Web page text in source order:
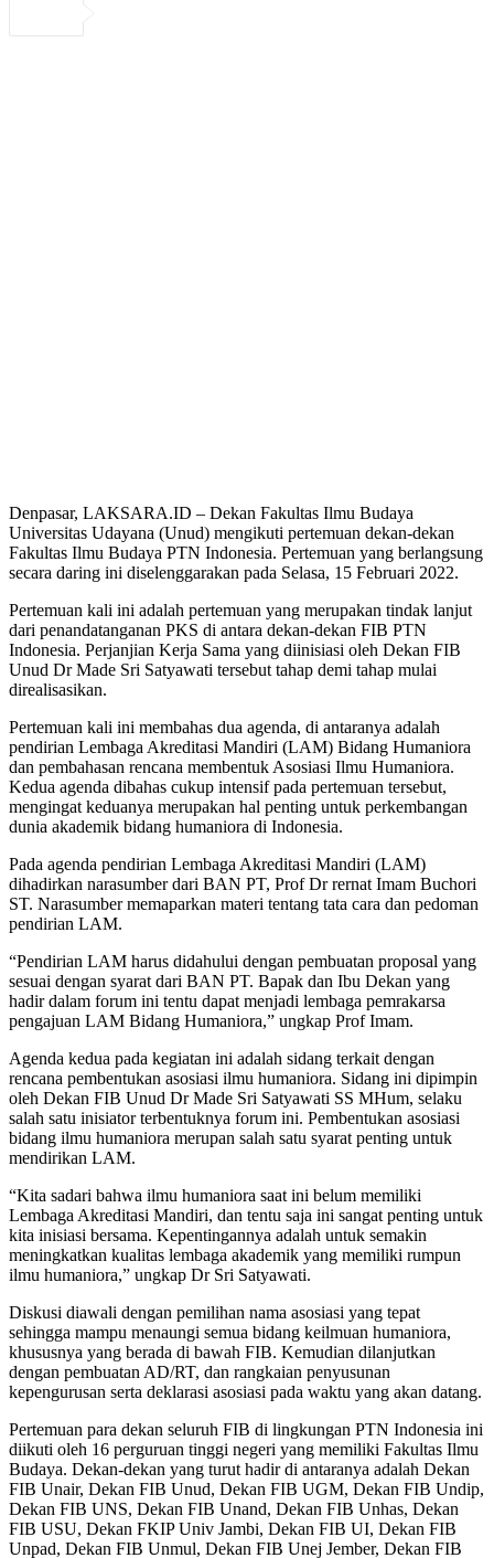
Denpasar, LAKSARA.ID – Dekan Fakultas Ilmu Budaya
Universitas Udayana (Unud) mengikuti pertemuan dekan-dekan
Fakultas Ilmu Budaya PTN Indonesia. Pertemuan yang berlangsung
secara daring ini diselenggarakan pada Selasa, 15 Februari 2022.
Pertemuan kali ini adalah pertemuan yang merupakan tindak lanjut
dari penandatanganan PKS di antara dekan-dekan FIB PTN
Indonesia. Perjanjian Kerja Sama yang diinisiasi oleh Dekan FIB
Unud Dr Made Sri Satyawati tersebut tahap demi tahap mulai
direalisasikan.
Pertemuan kali ini membahas dua agenda, di antaranya adalah
pendirian Lembaga Akreditasi Mandiri (LAM) Bidang Humaniora
dan pembahasan rencana membentuk Asosiasi Ilmu Humaniora.
Kedua agenda dibahas cukup intensif pada pertemuan tersebut,
mengingat keduanya merupakan hal penting untuk perkembangan
dunia akademik bidang humaniora di Indonesia.
Pada agenda pendirian Lembaga Akreditasi Mandiri (LAM)
dihadirkan narasumber dari BAN PT, Prof Dr rernat Imam Buchori
ST. Narasumber memaparkan materi tentang tata cara dan pedoman
pendirian LAM.
“Pendirian LAM harus didahului dengan pembuatan proposal yang
sesuai dengan syarat dari BAN PT. Bapak dan Ibu Dekan yang
hadir dalam forum ini tentu dapat menjadi lembaga pemrakarsa
pengajuan LAM Bidang Humaniora,” ungkap Prof Imam.
Agenda kedua pada kegiatan ini adalah sidang terkait dengan
rencana pembentukan asosiasi ilmu humaniora. Sidang ini dipimpin
oleh Dekan FIB Unud Dr Made Sri Satyawati SS MHum, selaku
salah satu inisiator terbentuknya forum ini. Pembentukan asosiasi
bidang ilmu humaniora merupan salah satu syarat penting untuk
mendirikan LAM.
“Kita sadari bahwa ilmu humaniora saat ini belum memiliki
Lembaga Akreditasi Mandiri, dan tentu saja ini sangat penting untuk
kita inisiasi bersama. Kepentingannya adalah untuk semakin
meningkatkan kualitas lembaga akademik yang memiliki rumpun
ilmu humaniora,” ungkap Dr Sri Satyawati.
Diskusi diawali dengan pemilihan nama asosiasi yang tepat
sehingga mampu menaungi semua bidang keilmuan humaniora,
khususnya yang berada di bawah FIB. Kemudian dilanjutkan
dengan pembuatan AD/RT, dan rangkaian penyusunan
kepengurusan serta deklarasi asosiasi pada waktu yang akan datang.
Pertemuan para dekan seluruh FIB di lingkungan PTN Indonesia ini
diikuti oleh 16 perguruan tinggi negeri yang memiliki Fakultas Ilmu
Budaya. Dekan-dekan yang turut hadir di antaranya adalah Dekan
FIB Unair, Dekan FIB Unud, Dekan FIB UGM, Dekan FIB Undip,
Dekan FIB UNS, Dekan FIB Unand, Dekan FIB Unhas, Dekan
FIB USU, Dekan FKIP Univ Jambi, Dekan FIB UI, Dekan FIB
Unpad, Dekan FIB Unmul, Dekan FIB Unej Jember, Dekan FIB